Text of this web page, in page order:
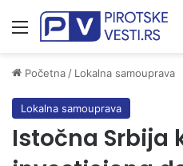
Meni
Početna / Lokalna samouprava
Lokalna samouprava
Istočna Srbija